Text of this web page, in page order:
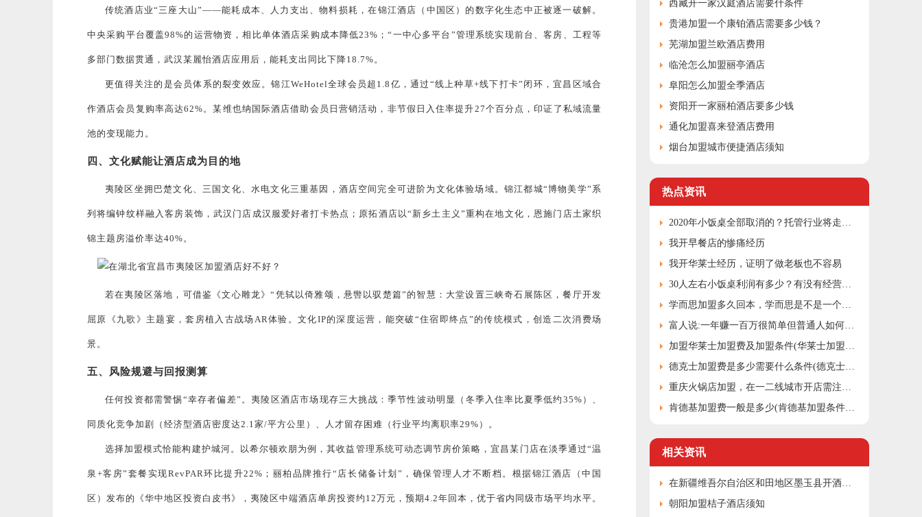
传统酒店业“三座大山”——能耗成本、人力支出、物料损耗，在锦江酒店（中国区）的数字化生态中正被逐一破解。
中央采购平台覆盖98%的运营物资，相比单体酒店采购成本降低23%；“一中心多平台”管理系统实现前台、客房、工程等
多部门数据贯通，武汉某麗怡酒店应用后，能耗支出同比下降18.7%。
更值得关注的是会员体系的裂变效应。锦江WeHotel全球会员超1.8亿，通过“线上种草+线下打卡”闭环，宜昌区域合
作酒店会员复购率高达62%。某维也纳国际酒店借助会员日营销活动，非节假日入住率提升27个百分点，印证了私域流量
池的变现能力。
四、文化赋能让酒店成为目的地
夷陵区坐拥巴楚文化、三国文化、水电文化三重基因，酒店空间完全可进阶为文化体验场域。锦江都城“博物美学”系
列将编钟纹样融入客房装饰，武汉门店成汉服爱好者打卡热点；原拓酒店以“新乡土主义”重构在地文化，恩施门店土家织
锦主题房溢价率达40%。
若在夷陵区落地，可借鉴《文心雕龙》“凭轼以倚雅颂，悬辔以驭楚篇”的智慧：大堂设置三峡奇石展陈区，餐厅开发
屈原《九歌》主题宴，套房植入古战场AR体验。文化IP的深度运营，能突破“住宿即终点”的传统模式，创造二次消费场
景。
五、风险规避与回报测算
任何投资都需警惕“幸存者偏差”。夷陵区酒店市场现存三大挑战：季节性波动明显（冬季入住率比夏季低约35%）、
同质化竞争加剧（经济型酒店密度达2.1家/平方公里）、人才留存困难（行业平均离职率29%）。
选择加盟模式恰能构建护城河。以希尔顿欢朋为例，其收益管理系统可动态调节房价策略，宜昌某门店在淡季通过“温
泉+客房”套餐实现RevPAR环比提升22%；丽柏品牌推行“店长储备计划”，确保管理人才不断档。根据锦江酒店（中国
区）发布的《华中地区投资白皮书》，夷陵区中端酒店单房投资约12万元，预期4.2年回本，优于省内同级市场平均水平。
西藏开一家汉庭酒店需要什条件
贵港加盟一个康铂酒店需要多少钱？
芜湖加盟兰欧酒店费用
临沧怎么加盟丽亭酒店
阜阳怎么加盟全季酒店
资阳开一家丽柏酒店要多少钱
通化加盟喜来登酒店费用
烟台加盟城市便捷酒店须知
热点资讯
2020年小饭桌全部取消的？托管行业将走向何处?
我开早餐店的惨痛经历
我开华莱士经历，证明了做老板也不容易
30人左右小饭桌利润有多少？有没有经营的好方法
学而思加盟多久回本，学而思是不是一个加盟好项目
富人说:一年赚一百万很简单但普通人如何一年赚10万
加盟华莱士加盟费及加盟条件(华莱士加盟费大概多少钱左右)
德克士加盟费是多少需要什么条件(德克士加盟费用及加盟条件分析)
重庆火锅店加盟，在一二线城市开店需注意些什么？
肯德基加盟费一般是多少(肯德基加盟条件及加盟费明细表)
相关资讯
在新疆维吾尔自治区和田地区墨玉县开酒店利润分析？2010-12-06 12:29:46
朝阳加盟桔子酒店须知